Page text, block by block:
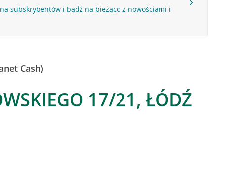
subskrybentów i bądź na bieżąco z nowościami i
Cash)
17/21, ŁÓDŹ